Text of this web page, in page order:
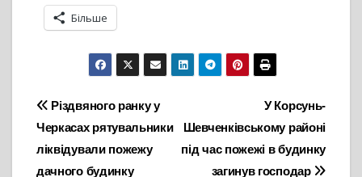
Більше
Навігація
записів
У Корсунь-
Шевченківському районі
під час пожежі в будинку
загинув господар
Різдвяного ранку у
Черкасах рятувальники
ліквідували пожежу
дачного будинку